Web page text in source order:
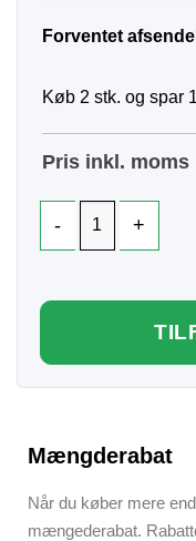
Forventet
Køb 2 stk. og spar
Pris inkl. moms
Mængderabat
Når du køber mere
mængederabat.